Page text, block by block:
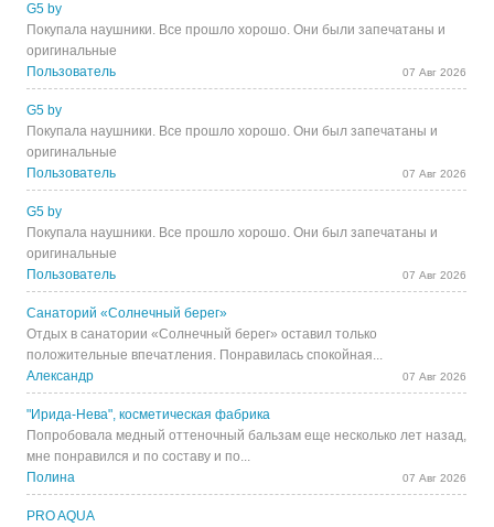
G5 by
Покупала наушники. Все прошло хорошо. Они были запечатаны и
оригинальные
Пользователь
07 Авг 2026
G5 by
Покупала наушники. Все прошло хорошо. Они был запечатаны и
оригинальные
Пользователь
07 Авг 2026
G5 by
Покупала наушники. Все прошло хорошо. Они был запечатаны и
оригинальные
Пользователь
07 Авг 2026
Санаторий «Солнечный берег»
Отдых в санатории «Солнечный берег» оставил только
положительные впечатления. Понравилась спокойная...
Александр
07 Авг 2026
"Ирида-Нева", косметическая фабрика
Попробовала медный оттеночный бальзам еще несколько лет назад,
мне понравился и по составу и по...
Полина
07 Авг 2026
PRO AQUA